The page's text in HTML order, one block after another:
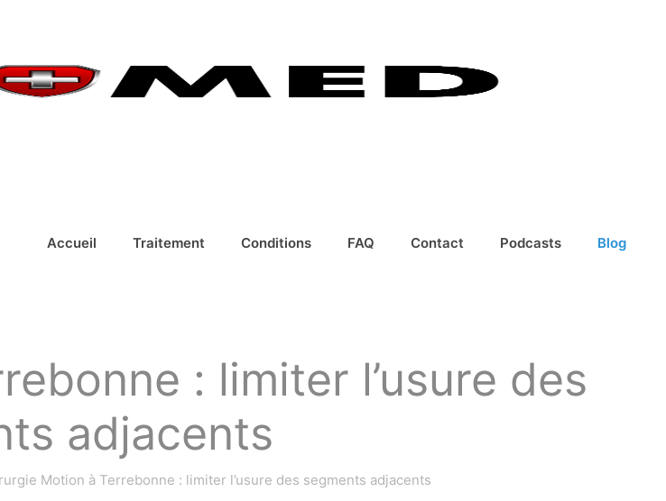
Accueil Traitement Conditions FAQ Contact Podcasts Blog
: limiter l’usure des
adjacents
Motion à Terrebonne : limiter l’usure des segments adjacents